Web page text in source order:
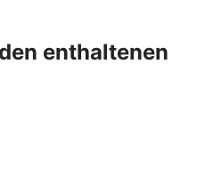
enthaltenen